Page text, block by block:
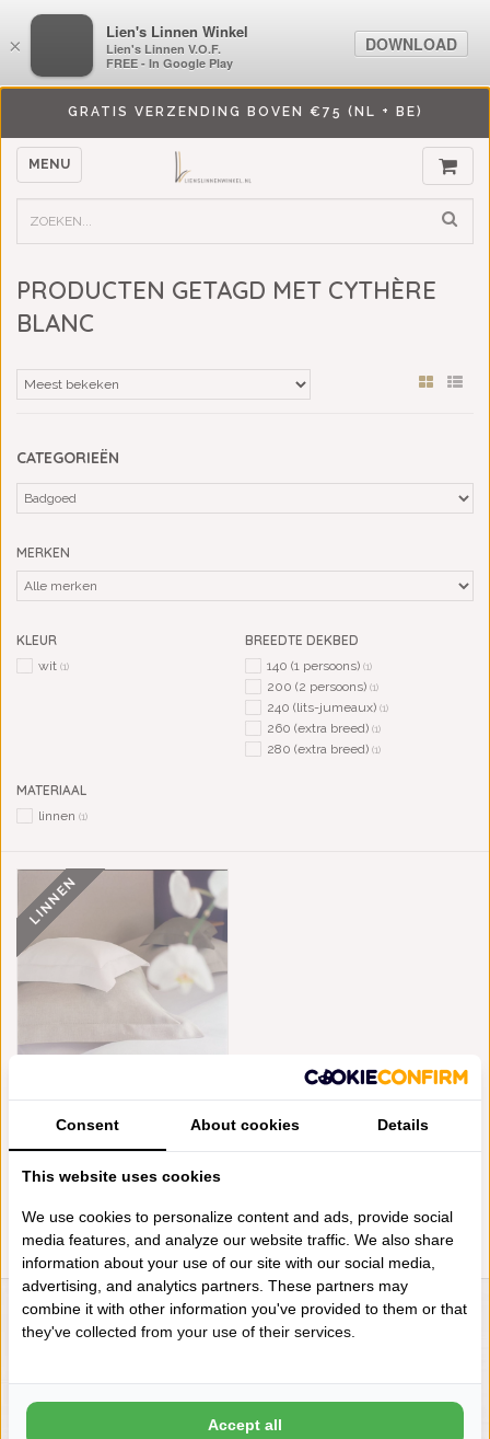
GRATIS VERZENDING BOVEN €75 (NL + BE)
MENU
PRODUCTEN GETAGD MET CYTHÈRE
BLANC
CATEGORIEËN
MERKEN
KLEUR
wit (1)
BREEDTE DEKBED
140 (1 persoons) (1)
200 (2 persoons) (1)
240 (lits-jumeaux) (1)
260 (extra breed) (1)
280 (extra breed) (1)
MATERIAAL
linnen (1)
LINNEN
ALEXANDRE TURPAULT 100%
LINNEN BEDDENGOED
LIENSLINNENWINKEL.NL
+31 (0) 575 511817
×
LiensLinnenwinkel.nl
Lien's Linnen V.O.F.
FREE - In Google Play
DOWNLOAD
Consent About cookies Details
This website uses cookies
We use cookies to personalize content and ads, provide social
media features, and analyze our website traffic. We also share
information about your use of our site with our social media,
advertising, and analytics partners. These partners may
combine it with other information you've provided to them or that
they've collected from your use of their services.
Accept all
×
Lien's Linnen Winkel
Lien's Linnen V.O.F.
FREE - In Google Play
DOWNLOAD